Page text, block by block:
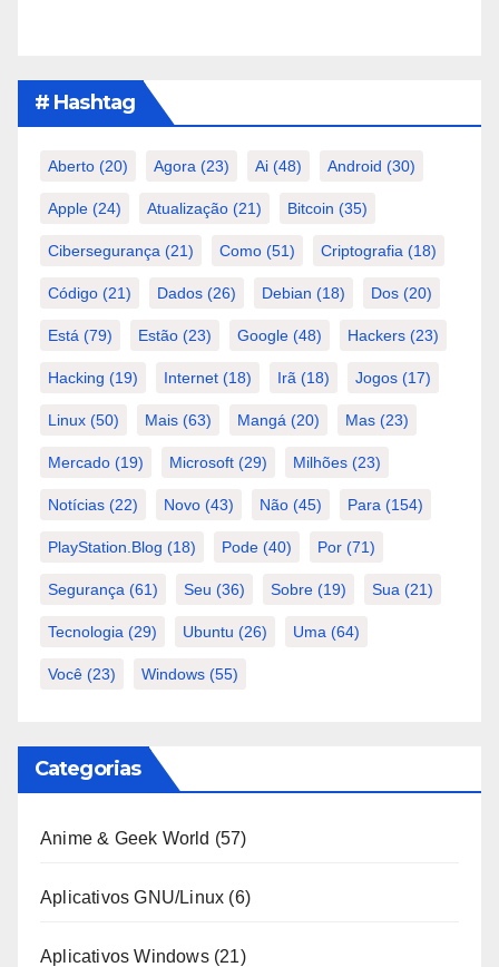
# Hashtag
Aberto (20) Agora (23) Ai (48) Android (30)
Apple (24) Atualização (21) Bitcoin (35)
Cibersegurança (21) Como (51) Criptografia (18)
Código (21) Dados (26) Debian (18) Dos (20)
Está (79) Estão (23) Google (48) Hackers (23)
Hacking (19) Internet (18) Irã (18) Jogos (17)
Linux (50) Mais (63) Mangá (20) Mas (23)
Mercado (19) Microsoft (29) Milhões (23)
Notícias (22) Novo (43) Não (45) Para (154)
PlayStation.Blog (18) Pode (40) Por (71)
Segurança (61) Seu (36) Sobre (19) Sua (21)
Tecnologia (29) Ubuntu (26) Uma (64)
Você (23) Windows (55)
Categorias
Anime & Geek World (57)
Aplicativos GNU/Linux (6)
Aplicativos Windows(21)